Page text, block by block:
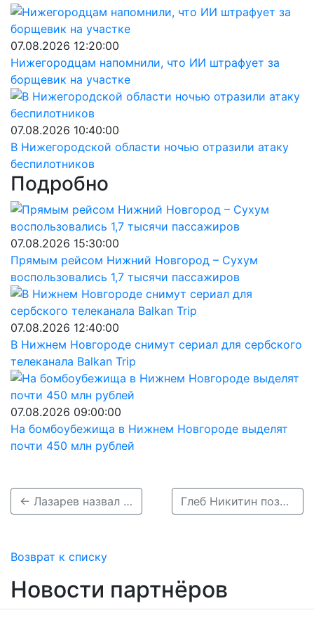
07.08.2026 12:20:00
Нижегородцам напомнили, что ИИ штрафует за
борщевик на участке
07.08.2026 10:40:00
В Нижегородской области ночью отразили атаку
беспилотников
Подробно
07.08.2026 15:30:00
Прямым рейсом Нижний Новгород – Сухум
воспользовались 1,7 тысячи пассажиров
07.08.2026 12:40:00
В Нижнем Новгороде снимут сериал для сербского
телеканала Balkan Trip
07.08.2026 09:00:00
На бомбоубежища в Нижнем Новгороде выделят
почти 450 млн рублей
← Лазарев назвал незаконным назначение Мамоновой председателем горизбиркома Глеб Никитин поздравил нижегородцев с Днем знаний →
Возврат к списку
Новости партнёров